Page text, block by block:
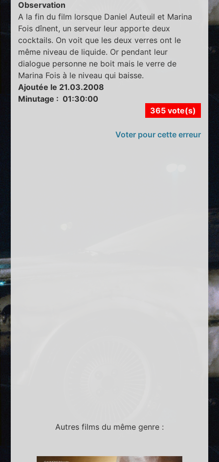
Observation
A la fin du film lorsque Daniel Auteuil et Marina
Fois dînent, un serveur leur apporte deux
cocktails. On voit que les deux verres ont le
même niveau de liquide. Or pendant leur
dialogue personne ne boit mais le verre de
Marina Fois à le niveau qui baisse.
Ajoutée le 21.03.2008
Minutage : 01:30:00
365 vote(s)
Voter pour cette erreur
Autres films du même genre :